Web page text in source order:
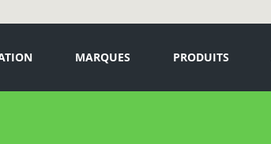
MARQUES PRODUITS